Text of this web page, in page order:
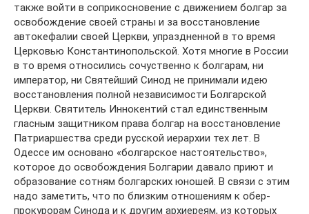
также войти в соприкосновение с движением болгар за
освобождение своей страны и за восстановление
автокефалии своей Церкви, упраздненной в то время
Церковью Константинопольской. Хотя многие в России
в то время относились сочуственно к болгарам, ни
император, ни Святейший Синод не принимали идею
восстановления полной независимости Болгарской
Церкви. Святитель Иннокентий стал единственным
гласным защитником права болгар на восстановление
Патриаршества среди русской иерархии тех лет. В
Одессе им основано «болгарское настоятельство»,
которое до освобождения Болгарии давало приют и
образование сотням болгарских юношей. В связи с этим
надо заметить, что по близким отношениям к обер-
прокурорам Синода и к другим архиереям, из которых